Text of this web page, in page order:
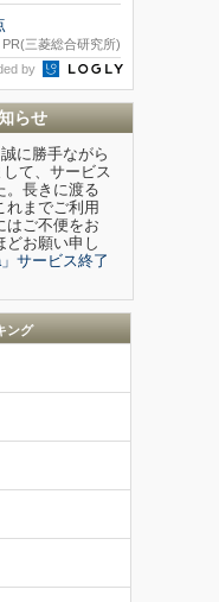
PR(三菱総合研究所)
by
らせ
に勝手ながら
て、サービス
。長きに渡る
れまでご利用
はご不便をお
どお願い申し
サービス終了
ング